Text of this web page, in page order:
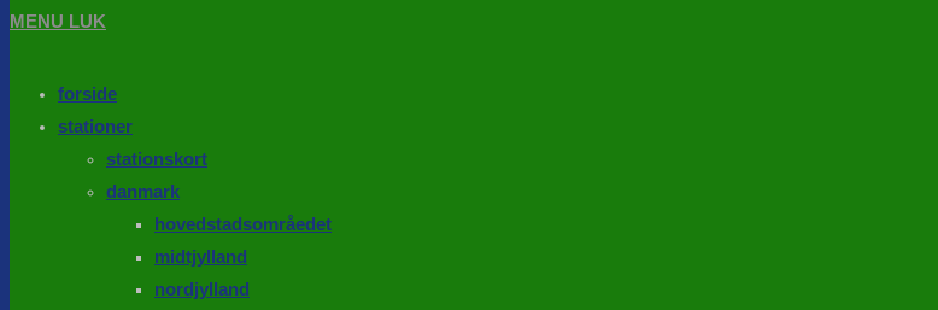
MENU LUK
forside
stationer
stationskort
danmark
hovedstadsområedet
midtjylland
nordjylland